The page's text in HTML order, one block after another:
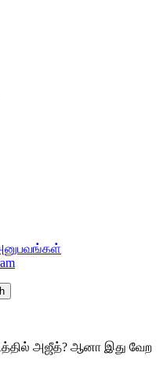
அஜீத்? ஆனா இது வேற